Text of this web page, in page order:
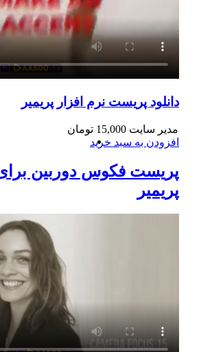
دانلود پریست نرم افزار پریمیر
مدیر سایت 15,000 تومان
افزودن به سبد خرید
پریست فکوس دوربین برای
پریمیر